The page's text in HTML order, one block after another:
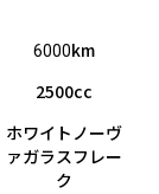
6000km
2500cc
ホワイトノーヴ
ァガラスフレー
ク